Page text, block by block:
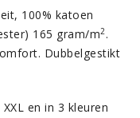
100% katoen
165 gram/m2.
Dubbelgestikt
en in 3 kleuren